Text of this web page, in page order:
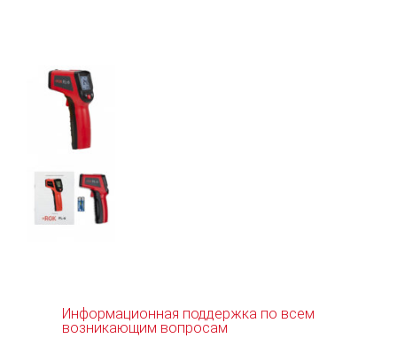
Информационная поддержка по всем
возникающим вопросам